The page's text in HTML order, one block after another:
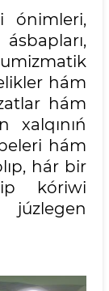
ónimleri,
hám
hám
xalqınıń
hám
hár bir
kóriwi